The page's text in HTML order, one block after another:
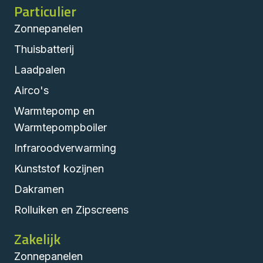
Particulier
Zonnepanelen
Thuisbatterij
Laadpalen
Airco's
Warmtepomp en
Warmtepompboiler
Infraroodverwarming
Kunststof kozijnen
Dakramen
Rolluiken en Zipscreens
Zakelijk
Zonnepanelen